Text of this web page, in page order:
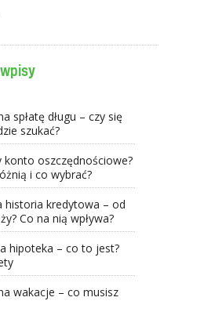
spłatę długu – czy się
szukać?
konto oszczędnościowe?
i co wybrać?
historia kredytowa – od
Co na nią wpływa?
hipoteka – co to jest?
wakacje – co musisz